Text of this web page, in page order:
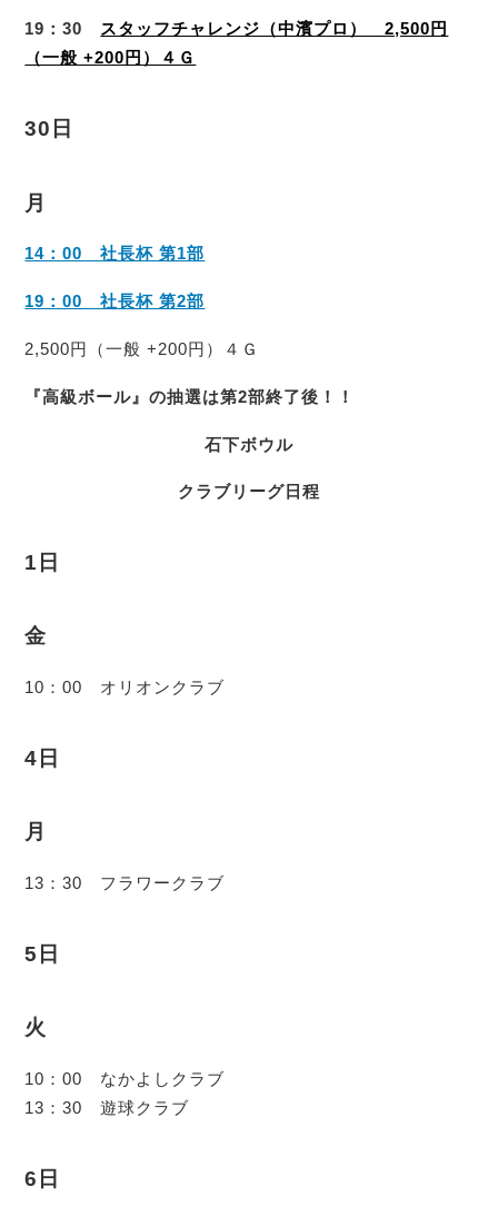
19：30 スタッフチャレンジ（中濱プロ） 2,500円
（一般 +200円）４Ｇ
30日
月
14：00 社長杯 第1部
19：00 社長杯 第2部
2,500円（一般 +200円）４Ｇ
『高級ボール』の抽選は第2部終了後！！
石下ボウル
クラブリーグ日程
1日
金
10：00 オリオンクラブ
4日
月
13：30 フラワークラブ
5日
火
10：00 なかよしクラブ
13：30 遊球クラブ
6日